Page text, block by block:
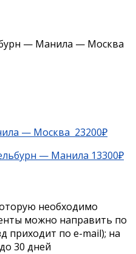
— Манила — Москва
— Москва 23200₽
— Манила 13300₽
необходимо
можно направить по
приходит по e-mail); на
30 дней